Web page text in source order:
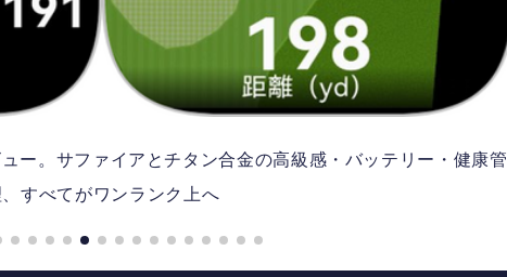
ー。サファイアとチタン合金の高級感・バッテリー・健康管
すべてがワンランク上へ